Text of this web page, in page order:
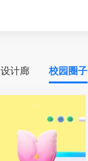
设计廊 校园圈子